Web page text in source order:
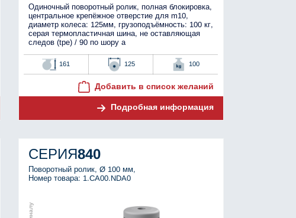
Одиночный поворотный ролик, полная блокировка,
центральное крепёжное отверстие для m10,
диаметр колеса: 125мм, грузоподъёмность: 100 кг,
серая термопластичная шина, не оставляющая
следов (tpe) / 90 по шору а
161 125 100
Добавить в список желаний
Подробная информация
СЕРИЯ840
Поворотный ролик, Ø 100 мм,
Номер товара: 1.CA00.NDA0